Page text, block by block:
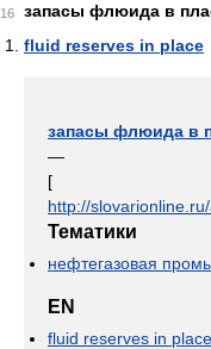
16
запасы флюида в
fluid reserves in place
запасы флюида в
—
[
http://
Тематики
нефтегазовая
EN
fluid reserves in place